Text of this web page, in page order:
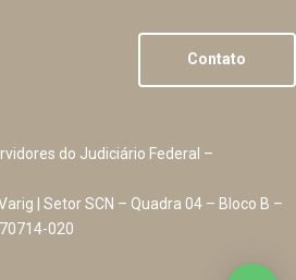
Contato
do Judiciário Federal –
| Setor SCN – Quadra 04 – Bloco B –
020